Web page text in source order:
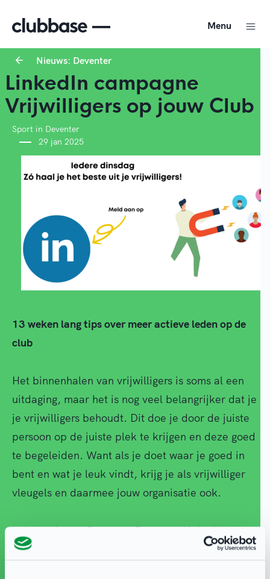
Menu
Nieuws: Deventer
LinkedIn campagne
Vrijwilligers op jouw Club
Sport in Deventer
29 jan 2025
13 weken lang tips over meer actieve leden op de
club
Het binnenhalen van vrijwilligers is soms al een
uitdaging, maar het is nog veel belangrijker dat je
je vrijwilligers behoudt. Dit doe je door de juiste
persoon op de juiste plek te krijgen en deze goed
te begeleiden. Want als je doet waar je goed in
bent en wat je leuk vindt, krijg je als vrijwilliger
vleugels en daarmee jouw organisatie ook.
In januari start Deventer Doet een LinkedIn-
campagne waarmee zij jouw club 13 weken lang